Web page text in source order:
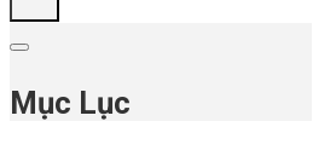
Mục Lục